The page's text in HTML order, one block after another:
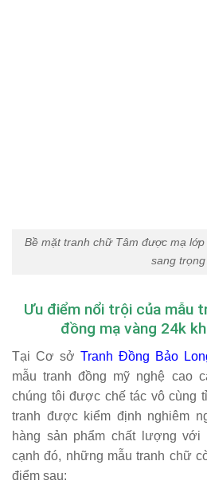
Bề mặt tranh chữ Tâm được mạ
sang trọng
Ưu điểm nổi trội của mẫu
đồng mạ vàng 24k
Tại Cơ sở Tranh Đồng Bảo
mẫu tranh đồng mỹ nghệ cao
chúng tôi được chế tác vô cùng
tranh được kiểm định nghiêm
hàng sản phẩm chất lượng
cạnh đó, những mẫu tranh chữ
điểm sau: